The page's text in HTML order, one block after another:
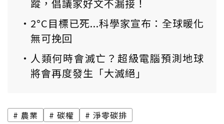
蹤，倡議家好文不漏接！
2°C目標已死...科學家宣布：全球暖化
無可挽回
人類何時會滅亡？超級電腦預測地球
將會再度發生「大滅絕」
農業 碳權 淨零碳排